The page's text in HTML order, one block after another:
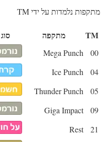
מתקפות נלמדות על ידי TM
TM מתקפה סוג
00
Mega Punch
04
Ice Punch
05
Thunder Punch
09
Giga Impact
21
Rest